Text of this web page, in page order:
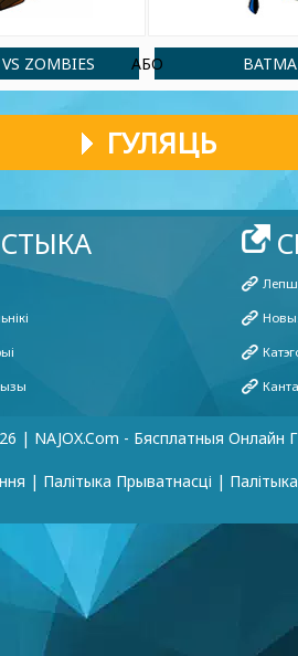
ZOMBIES АБО
ГУЛЯЦЬ
| NAJOX.com - Бясплатныя Онлайн
| Палітыка Прыватнасці |